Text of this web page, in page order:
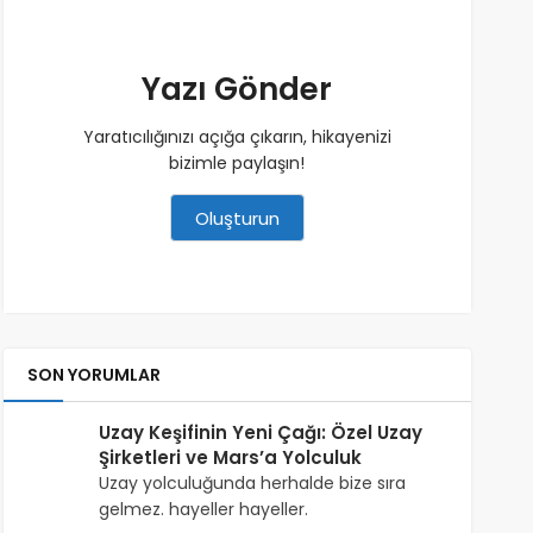
Yazı Gönder
Yaratıcılığınızı açığa çıkarın, hikayenizi
bizimle paylaşın!
Oluşturun
SON YORUMLAR
Uzay Keşifinin Yeni Çağı: Özel Uzay
Şirketleri ve Mars’a Yolculuk
Uzay yolculuğunda herhalde bize sıra
gelmez. hayeller hayeller.